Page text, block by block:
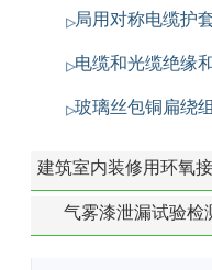
局用对称电缆护
电缆和光缆绝缘
玻璃丝包铜扁绕
建筑室内装修用环氧
苯含量检测
气雾漆泄漏试验检